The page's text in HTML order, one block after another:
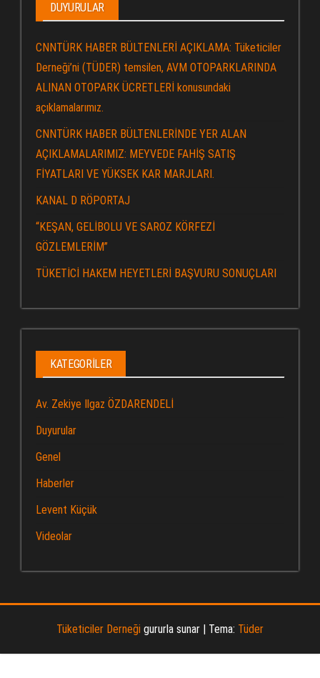
DUYURULAR
CNNTÜRK HABER BÜLTENLERİ AÇIKLAMA: Tüketiciler
Derneği’ni (TÜDER) temsilen, AVM OTOPARKLARINDA
ALINAN OTOPARK ÜCRETLERİ konusundaki
açıklamalarımız.
CNNTÜRK HABER BÜLTENLERİNDE YER ALAN
AÇIKLAMALARIMIZ: MEYVEDE FAHİŞ SATIŞ
FİYATLARI VE YÜKSEK KAR MARJLARI.
KANAL D RÖPORTAJ
“KEŞAN, GELİBOLU VE SAROZ KÖRFEZİ
GÖZLEMLERİM”
TÜKETİCİ HAKEM HEYETLERİ BAŞVURU SONUÇLARI
KATEGORILER
Av. Zekiye Ilgaz ÖZDARENDELİ
Duyurular
Genel
Haberler
Levent Küçük
Videolar
Tüketiciler Derneği gururla sunar | Tema: Tüder